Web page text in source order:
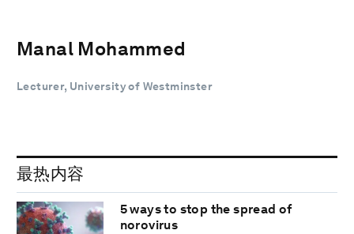
Manal Mohammed
Lecturer, University of Westminster
最热内容
5 ways to stop the spread of
norovirus